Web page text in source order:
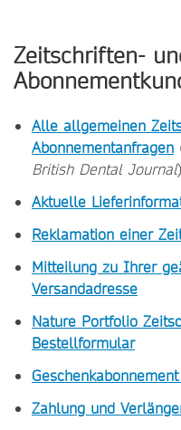
Zeitschriften-
Alle allgemeinen
Abonnementanfragen
British Dental Journal)
Aktuelle
Reklamation einer
Mitteilung zu Ihrer
Versandadresse
Nature Portfolio
Bestellformular
Zahlung und